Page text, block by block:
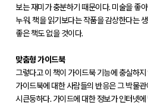
보는 재미가 충분하기 때문이다. 미술을 좋
누워, 책을 읽기보다는 작품을 감상한다는
좋은 책도 없을 것이다.
맞춤형 가이드북
그렇다고 이 책이 가이드북 기능에 충실하
가이드북에 대한 사람들의 반응은 그 박물
시큰둥하다. 가이드에 대한 정보가 인터넷